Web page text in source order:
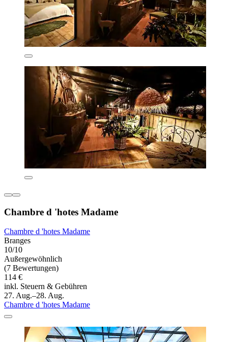
Chambre d 'hotes Madame
Chambre d 'hotes Madame
Branges
10/10
Außergewöhnlich
(7 Bewertungen)
114 €
inkl. Steuern & Gebühren
27. Aug.–28. Aug.
Chambre d 'hotes Madame